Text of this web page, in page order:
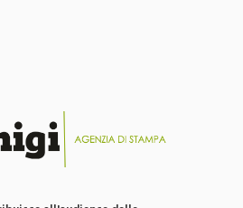
edite da Migi Press snc